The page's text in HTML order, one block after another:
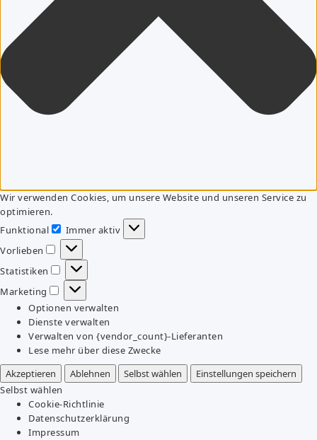
Wir verwenden Cookies, um unsere Website und unseren Service zu
optimieren.
Funktional
Funktional
Immer aktiv
Vorlieben
Vorlieben
Statistiken
Statistiken
Marketing
Marketing
Optionen verwalten
Dienste verwalten
Verwalten von {vendor_count}-Lieferanten
Lese mehr über diese Zwecke
Akzeptieren
Ablehnen Selbst wählen
Einstellungen speichern
Selbst wählen
Cookie-Richtlinie
Datenschutzerklärung
Impressum